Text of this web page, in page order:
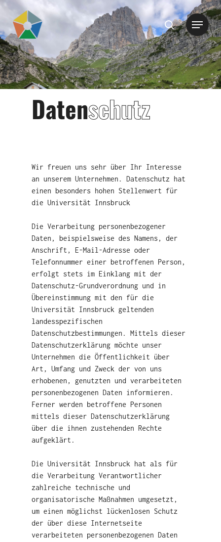
Hit enter to search or ESC to close
Datenschutz
Wir freuen uns sehr über Ihr Interesse
an unserem Unternehmen. Datenschutz hat
einen besonders hohen Stellenwert für
die Universität Innsbruck
Die Verarbeitung personenbezogener
Daten, beispielsweise des Namens, der
Anschrift, E-Mail-Adresse oder
Telefonnummer einer betroffenen Person,
erfolgt stets im Einklang mit der
Datenschutz-Grundverordnung und in
Übereinstimmung mit den für die
Universität Innsbruck geltenden
landesspezifischen
Datenschutzbestimmungen. Mittels dieser
Datenschutzerklärung möchte unser
Unternehmen die Öffentlichkeit über
Art, Umfang und Zweck der von uns
erhobenen, genutzten und verarbeiteten
personenbezogenen Daten informieren.
Ferner werden betroffene Personen
mittels dieser Datenschutzerklärung
über die ihnen zustehenden Rechte
aufgeklärt.
Die Universität Innsbruck hat als für
die Verarbeitung Verantwortlicher
zahlreiche technische und
organisatorische Maßnahmen umgesetzt,
um einen möglichst lückenlosen Schutz
der über diese Internetseite
verarbeiteten personenbezogenen Daten